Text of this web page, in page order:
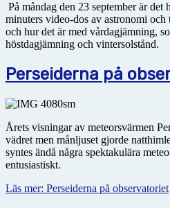
På måndag den 23 september är det
minuters video-dos av astronomi och
och hur det är med vårdagjämning,
höstdagjämning och vintersolstånd.
Perseiderna på
Årets visningar av meteorsvärmen
vädret men månljuset gjorde
syntes ändå några spektakulära
entusiastiskt.
Läs mer: Perseiderna på observatoriet